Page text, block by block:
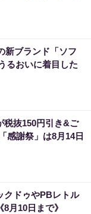
新ブランド「ソフ
るおいに着目した
税抜150円引き&ご
感謝祭」は8月14日
クドゥやPBレトル
月10日まで》